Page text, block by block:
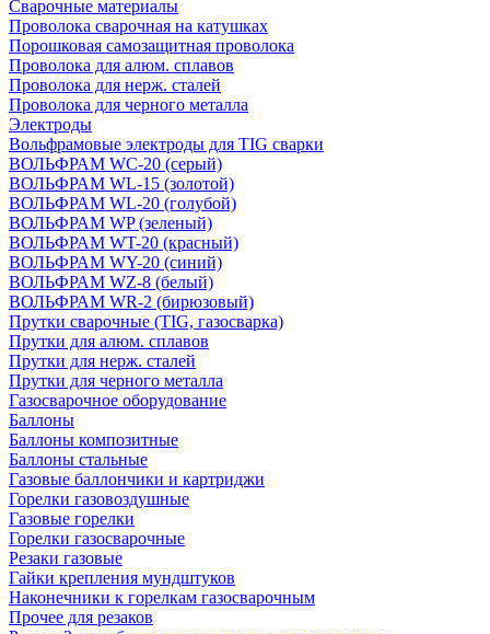
Сварочные материалы
Проволока сварочная на катушках
Порошковая самозащитная проволока
Проволока для алюм. сплавов
Проволока для нерж. сталей
Проволока для черного металла
Электроды
Вольфрамовые электроды для TIG сварки
ВОЛЬФРАМ WC-20 (серый)
ВОЛЬФРАМ WL-15 (золотой)
ВОЛЬФРАМ WL-20 (голубой)
ВОЛЬФРАМ WP (зеленый)
ВОЛЬФРАМ WT-20 (красный)
ВОЛЬФРАМ WY-20 (синий)
ВОЛЬФРАМ WZ-8 (белый)
ВОЛЬФРАМ WR-2 (бирюзовый)
Прутки сварочные (TIG, газосварка)
Прутки для алюм. сплавов
Прутки для нерж. сталей
Прутки для черного металла
Газосварочное оборудование
Баллоны
Баллоны композитные
Баллоны стальные
Газовые баллончики и картриджи
Горелки газовоздушные
Газовые горелки
Горелки газосварочные
Резаки газовые
Гайки крепления мундштуков
Наконечники к горелкам газосварочным
Прочее для резаков